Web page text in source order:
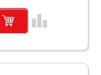
leaderboard